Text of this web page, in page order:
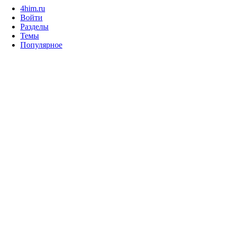
4him.ru
Войти
Разделы
Темы
Популярное